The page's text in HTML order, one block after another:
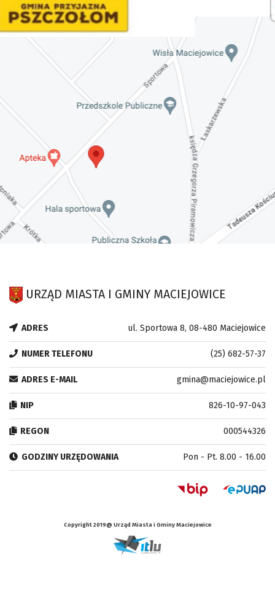
URZĄD MIASTA I GMINY MACIEJOWICE
ADRES ul. Sportowa 8, 08-480 Maciejowice
NUMER TELEFONU (25) 682-57-37
ADRES E-MAIL gmina@maciejowice.pl
NIP 826-10-97-043
REGON 000544326
GODZINY URZĘDOWANIA Pon - Pt. 8.00 - 16.00
Copyright 2019@ Urząd Miasta i Gminy Maciejowice